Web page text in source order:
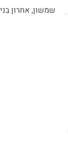
שמשון, אחרון